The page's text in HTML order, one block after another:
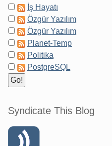
İş Hayatı
Özgür Yazılım
Özgür Yazılım
Planet-Temp
Politika
PostgreSQL
Syndicate This Blog